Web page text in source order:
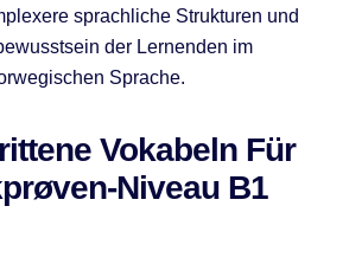
sprachliche Strukturen und
der Lernenden im
Sprache.
Vokabeln Für
Niveau B1